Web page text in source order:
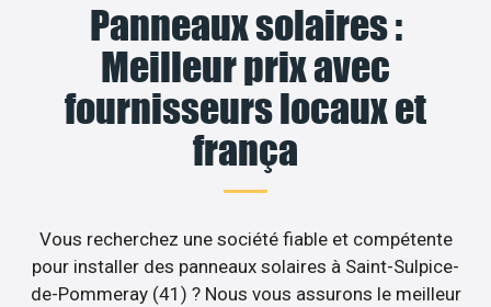
Panneaux solaires :
Meilleur prix avec
fournisseurs locaux et
frança
Vous recherchez une société fiable et compétente
pour installer des panneaux solaires à Saint-Sulpice-
de-Pommeray (41) ? Nous vous assurons le meilleur